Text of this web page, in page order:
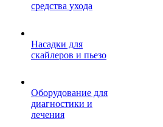
средства ухода
Насадки для
скайлеров и пьезо
Оборудование для
диагностики и
лечения